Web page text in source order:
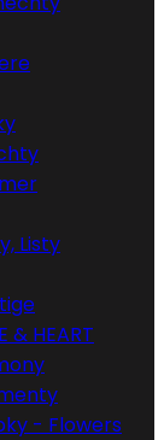
Listy
& HEART
- Flowers